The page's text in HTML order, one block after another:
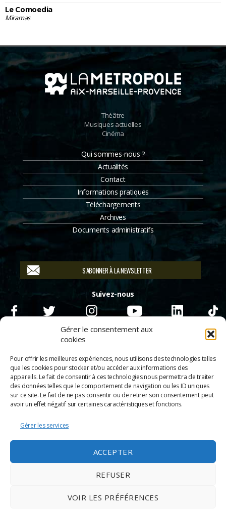
Gérer le consentement aux
cookies
Pour offrir les meilleures expériences, nous utilisons des technologies telles
que les cookies pour stocker et/ou accéder aux informations des
appareils. Le fait de consentir à ces technologies nous permettra de traiter
des données telles que le comportement de navigation ou les ID uniques
sur ce site. Le fait de ne pas consentir ou de retirer son consentement peut
avoir un effet négatif sur certaines caractéristiques et fonctions.
Gérer les services
ACCEPTER
REFUSER
VOIR LES PRÉFÉRENCES
Le Comoedia
Miramas
Théâtre
Musiques actuelles
Cinéma
Qui sommes-nous ?
Actualités
Contact
Informations pratiques
Téléchargements
Archives
Documents administratifs
S'ABONNER À LA NEWSLETTER
Suivez-nous
© 2026Scènes & Cinés
Appels d’offre
Espace Pro